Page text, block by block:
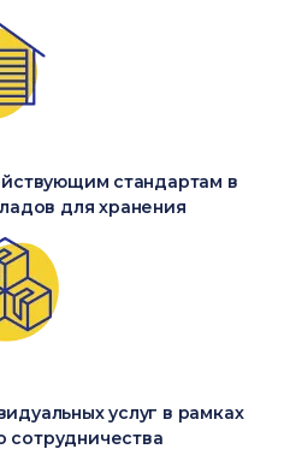
стандартам в
для хранения
услуг в рамках
сотрудничества